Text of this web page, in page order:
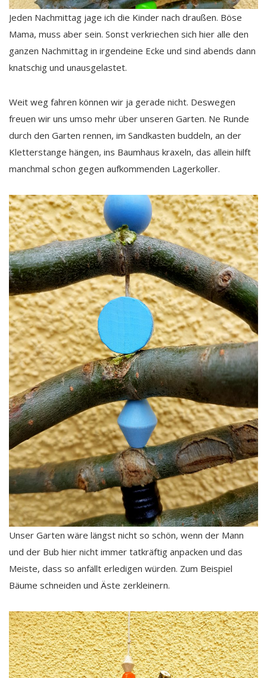
Jeden Nachmittag jage ich die Kinder nach draußen. Böse
Mama, muss aber sein. Sonst verkriechen sich hier alle den
ganzen Nachmittag in irgendeine Ecke und sind abends dann
knatschig und unausgelastet.
Weit weg fahren können wir ja gerade nicht. Deswegen
freuen wir uns umso mehr über unseren Garten. Ne Runde
durch den Garten rennen, im Sandkasten buddeln, an der
Kletterstange hängen, ins Baumhaus kraxeln, das allein hilft
manchmal schon gegen aufkommenden Lagerkoller.
Unser Garten wäre längst nicht so schön, wenn der Mann
und der Bub hier nicht immer tatkräftig anpacken und das
Meiste, dass so anfällt erledigen würden. Zum Beispiel
Bäume schneiden und Äste zerkleinern.